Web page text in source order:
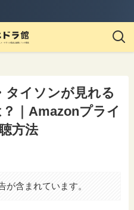
タイソンが見れる
｜Amazonプライ
方法
が含まれています。